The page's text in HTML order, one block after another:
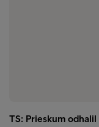
TS: Prieskum